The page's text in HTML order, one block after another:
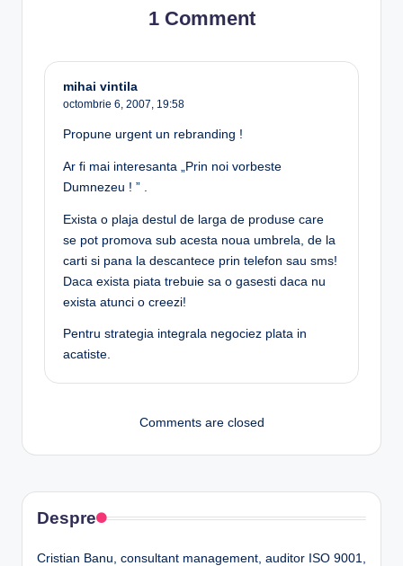
1 Comment
mihai vintila
octombrie 6, 2007, 19:58
Propune urgent un rebranding !
Ar fi mai interesanta „Prin noi vorbeste
Dumnezeu ! ” .
Exista o plaja destul de larga de produse care
se pot promova sub acesta noua umbrela, de la
carti si pana la descantece prin telefon sau sms!
Daca exista piata trebuie sa o gasesti daca nu
exista atunci o creezi!
Pentru strategia integrala negociez plata in
acatiste.
Comments are closed
Despre
Cristian Banu, consultant management, auditor ISO 9001,